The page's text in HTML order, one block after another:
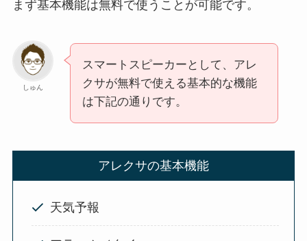
まず基本機能は無料で使うことが可能です。
しゅん
スマートスピーカーとして、アレ
クサが無料で使える基本的な機能
は下記の通りです。
アレクサの基本機能
天気予報